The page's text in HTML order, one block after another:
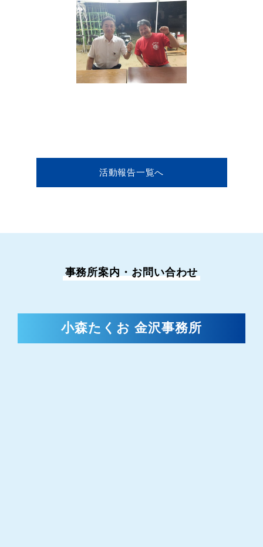
活動報告一覧へ
事務所案内・お問い合わせ
小森たくお 金沢事務所